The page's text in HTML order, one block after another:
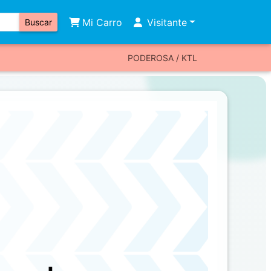
Buscar Mi Carro Visitante
PODEROSA / KTL